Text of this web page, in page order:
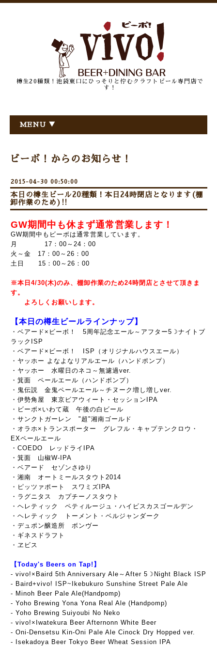
樽生20種類！池袋東口にひっそりと佇むクラフトビール専門店で
す！
MENU ▼
ビーボ！からのお知らせ！
2015-04-30 00:50:00
本日の樽生ビール20種類！本日24時閉店となります(棚
卸作業のため)!!
GW期間中も休まず通常営業します！
GW期間中もビーボは通常営業しています。
月 17：00～24：00
火～金 17：00～26：00
土日 15：00～26：00
※本日4/30(木)のみ、棚卸作業のため24時閉店とさせて頂きま
す。
よろしくお願いします。
【本日の樽生ビールラインナップ】
・ベアード×ビーボ！ 5周年記念エール～ アフター5☽ナイトブ
ラックISP
・ベアード×ビーボ！ ISP（ オリジナルハウスエール）
・ヤッホー よなよなリアルエール（ハンドポンプ）
・ヤッホー 水曜日のネコ～無濾過ver.
・箕面 ペールエール（ハンドポンプ）
・鬼伝説 金鬼ペールエール～チヌーク増し増しver.
・伊勢角屋 東京ビアウィート・セッションIPA
・ビーボ×いわて蔵 午後の白ビール
・サンクトガーレン "超"湘南ゴールド
・オラホ×トランスポーター グレフル・キャプテンクロウ・
EXペールエール
・COEDO レッドライIPA
・箕面 山椒W-IPA
・ベアード セゾンさゆり
・湘南 オートミールスタウト2014
・ピッツァポート スワミズIPA
・ラグニタス カプチーノスタウト
・ヘレティック ペティルージュ・ハイビスカスゴールデン
・ヘレティック トーメント・ベルジャンダーク
・デュポン醸造所 ボンヴー
・ギネスドラフト
・ヱビス
【Today's Beers on Tap!】
- vivo!×Baird 5th Anniversary Ale～After 5☽Night Black ISP
- Baird+vivo! ISP~Ikebukuro Sunshine Street Pale Ale
- Minoh Beer Pale Ale(Handpomp)
- Yoho Brewing Yona Yona Real Ale (Handpomp)
- Yoho Brewing Suiyoubi No Neko
- vivo!×Iwatekura Beer Afternonn White Beer
- Oni-Densetsu Kin-Oni Pale Ale Cinock Dry Hopped ver.
- Isekadoya Beer Tokyo Beer Wheat Session IPA